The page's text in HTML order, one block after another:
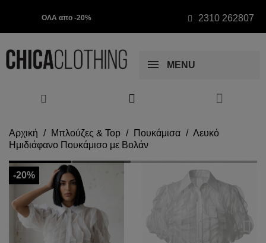
ΟΛΑ απο -20% 2310 262807
MENU
Αρχική Μπλούζες & Top Πουκάμισα
Λευκό
Ημιδιάφανο Πουκάμισο με Βολάν
-20%